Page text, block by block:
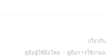
เกี่ยวกั
คู่มือผู้ใช้มือใหม่ (Open
คู่มือการใช้งาน